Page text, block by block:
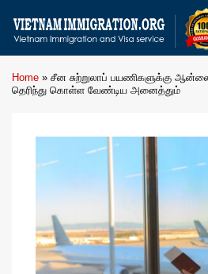
Home » சீன சுற்றுலாப் பயணிகளுக்கு
தெரிந்து கொள்ள வேண்டிய அனைத்தும்